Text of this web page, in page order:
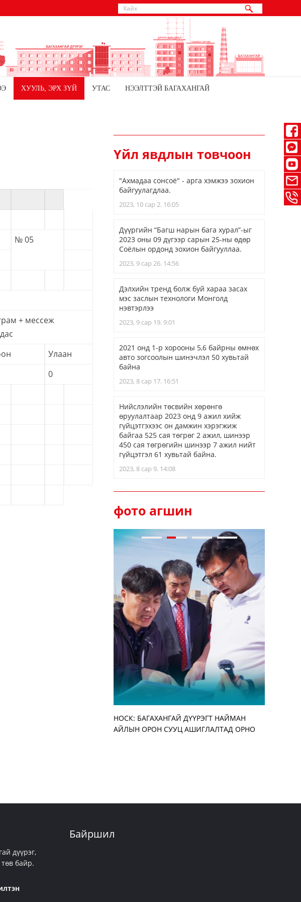
ХУУЛЬ, ЭРХ ЗҮЙ УТАС НЭЭЛТТЭЙ БАГАХАНГАЙ
№ 05
+ мессеж
Улаан
0
Үйл явдлын товчоон
"Ахмадаа сонсоё" - арга хэмжээ зохион
байгуулагдлаа.
2023, 10 сар 2. 16:05
Дүүргийн “Багш нарын бага хурал”-ыг
2023 оны 09 дүгээр сарын 25-ны өдөр
Соёлын ордонд зохион байгууллаа.
2023, 9 сар 26. 14:56
Дэлхийн тренд болж буй хараа засах
мэс заслын технологи Монголд
нэвтэрлээ
2023, 9 сар 19. 9:01
2021 онд 1-р хорооны 5,6 байрны өмнөх
авто зогсоолын шинэчлэл 50 хувьтай
байна
2023, 8 сар 17. 16:51
Нийслэлийн төсвийн хөрөнгө
өруулалтаар 2023 онд 9 ажил хийж
гүйцэтгэхээс он дамжин хэрэгжиж
байгаа 525 сая төгрөг 2 ажил, шинээр
450 сая төгрөгийн шинээр 7 ажил нийт
гүйцэтгэл 61 хувьтай байна.
2023, 8 сар 9. 14:08
фото агшин
НОСК: БАГАХАНГАЙ ДҮҮРЭГТ НАЙМАН
АЙЛЫН ОРОН СУУЦ АШИГЛАЛТАД ОРНО
дүүрэг,
байр.
Байршил